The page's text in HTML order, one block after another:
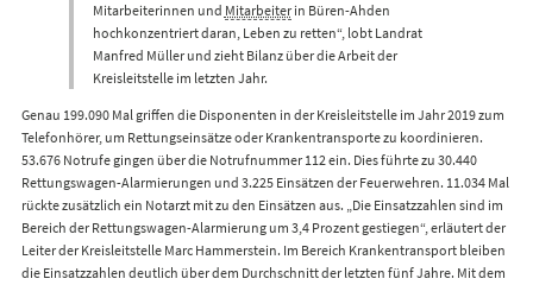
Mitarbeiterinnen und Mitarbeiterin Büren-Ahden
hochkonzentriert daran, Leben zu retten“, lobt Landrat
Manfred Müller und zieht Bilanz über die Arbeit der
Kreisleitstelle im letzten Jahr.
Genau 199.090 Mal griffen die Disponenten in der Kreisleitstelle im Jahr 2019 zum
Telefonhörer, um Rettungseinsätze oder Krankentransporte zu koordinieren.
53.676 Notrufe gingen über die Notrufnummer 112 ein. Dies führte zu 30.440
Rettungswagen-Alarmierungen und 3.225 Einsätzen der Feuerwehren. 11.034 Mal
rückte zusätzlich ein Notarzt mit zu den Einsätzen aus. „Die Einsatzzahlen sind im
Bereich der Rettungswagen-Alarmierung um 3,4 Prozent gestiegen“, erläutert der
Leiter der Kreisleitstelle Marc Hammerstein. Im Bereich Krankentransport bleiben
die Einsatzzahlen deutlich über dem Durchschnitt der letzten fünf Jahre. Mit dem